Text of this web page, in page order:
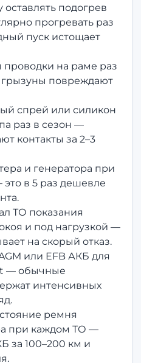
подогрев
прогревать раз
пуск истощает
проводки на раме раз
повреждают
спрей или силикон
раз в сезон —
контакты за 2–3
и генератора при
в 5 раз дешевле
ТО показания
и под нагрузкой —
на скорый отказ.
или EFB АКБ для
— обычные
интенсивных
ремня
при каждом ТО —
за 100–200 км и